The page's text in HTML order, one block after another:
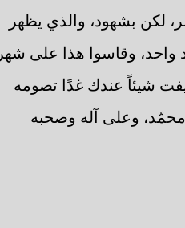
لكن بشهود، والذي يظهر
وقاسوا هذا على شهر
شيئاً عندك غدًا تصومه
محمّد، وعلى آله وصحبه